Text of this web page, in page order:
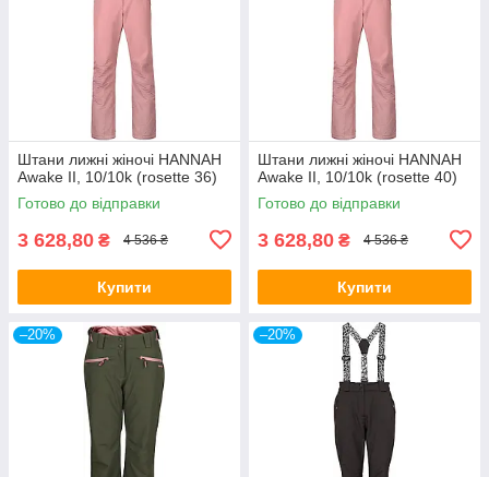
Штани лижні жіночі HANNAH
Awake II, 10/10k (rosette 36)
Готово до відправки
3 628,80 ₴ 4 536 ₴
Купити
Штани лижні жіночі HANNAH
Awake II, 10/10k (rosette 40)
Готово до відправки
3 628,80 ₴ 4 536 ₴
Купити
–20% –20%